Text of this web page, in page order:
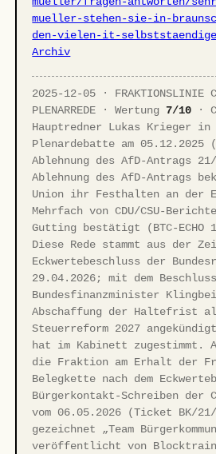
mueller-stehen-sie-in-
den-vielen-it-
Archiv
2025-12-05 · FRAKTIONSLINIE
PLENARREDE · Wertung 7/10 ·
Hauptredner Lukas Krieger in
Plenardebatte am
Ablehnung des AfD-Antrags
Ablehnung des AfD-Antrags
Union ihr Festhalten an der
Mehrfach von CDU/CSU-
Gutting bestätigt (BTC-ECHO
Diese Rede stammt aus der
Eckwertebeschluss der
29.04.2026; mit dem
Bundesfinanzminister
Abschaffung der Haltefrist
Steuerreform 2027
hat im Kabinett zugestimmt.
die Fraktion am Erhalt der
Belegkette nach dem
Bürgerkontakt-Schreiben der
vom 06.05.2026 (Ticket BK/21/
gezeichnet „Team
veröffentlicht von